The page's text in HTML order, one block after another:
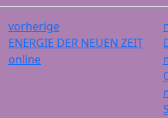
vorherige
ENERGIE DER NEUEN ZEIT
online